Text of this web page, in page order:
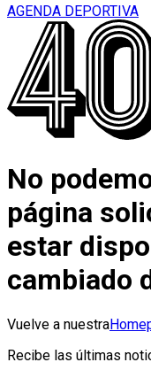
AGENDA DEPORTIVA
No
página
estar
cambiado
Vuelve a nuestra
Recibe las últimas